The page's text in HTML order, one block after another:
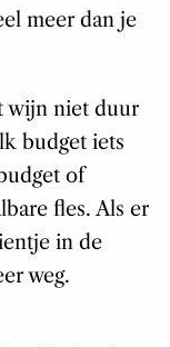
meer dan je
wijn niet duur
budget iets
of
fles. Als er
in de
weg.